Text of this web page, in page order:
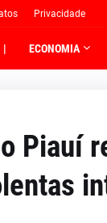
Privacidade
| ECONOMIA
Piauí